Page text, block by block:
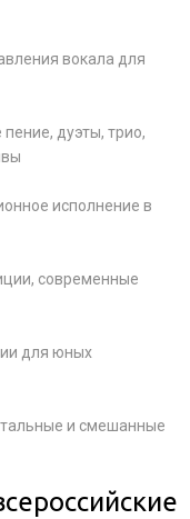
вокала для
пение, дуэты, трио,
исполнение в
современные
для юных
и смешанные